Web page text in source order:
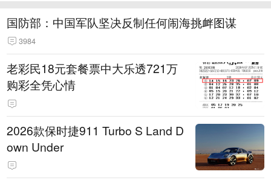
国防部：中国军队坚决反制任何闹海挑衅图谋
3984
老彩民18元套餐票中大乐透721万
购彩全凭心情
2026款保时捷911 Turbo S Land D
own Under